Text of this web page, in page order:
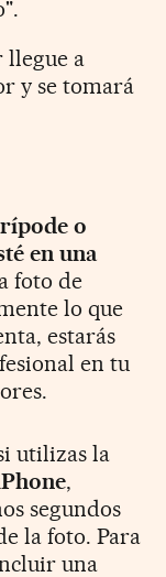
llegue a
y se tomará
o
en una
foto de
lo que
estarás
en tu
utilizas la
,
segundos
la foto. Para
una